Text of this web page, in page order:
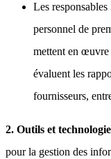
Les
personnel de
mettent en œuvre
évaluent les
fournisseurs,
2. Outils et
pour la gestion des